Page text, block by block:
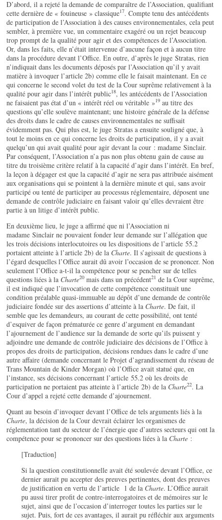
D’abord, il a rejeté la demande de comparaître de l’Association, qualifiant
cette dernière de « fouineuse » classique17. Compte tenu des antécédents
de participation de l’Association à des causes environnementales, cela peut
sembler, à première vue, un commentaire exagéré ou un rejet beaucoup
trop prompt de la qualité pour agir et des compétences de l’Association.
Or, dans les faits, elle n’était intervenue d’aucune façon et à aucun titre
dans la procédure devant l’Office. En outre, d’après le juge Stratas, rien
n’indiquait dans les documents déposés par l’Association qu’il y avait
matière à invoquer l’article 2b) comme elle le faisait maintenant. En ce
qui concerne le second volet du test de la Cour suprême relativement à la
qualité pour agir dans l’intérêt public18, les antécédents de l’Association
ne faisaient pas état d’un « intérêt réel ou véritable »19 au titre des
questions qu’elle soulève maintenant; une histoire générale de la défense
des droits dans le cadre de causes environnementales ne suffisait
évidemment pas. Qui plus est, le juge Stratas a ensuite souligné que, à
tout le moins en ce qui concerne les droits de participation, il y a avait
quelqu’un qui avait qualité pour agir devant la cour : madame Sinclair.
Par conséquent, l’Association n’a pas non plus obtenu gain de cause au
titre du troisième critère relatif à la capacité d’agir dans l’intérêt. En bref,
la leçon à dégager est que la capacité d’agir ne sera pas attribuée aisément
aux organisations qui se pointent à la dernière minute et qui, sans avoir
participé ou tenté de participer au processus réglementaire, déposent une
demande de contrôle judiciaire en faisant valoir qu’elles devraient être
partie à un litige d’intérêt public.
En deuxième lieu, le juge a affirmé que ni l’Association ni
madame Sinclair ne pouvaient fonder leur demande sur l’allégation que
les trois décisions interlocutoires ou les dispositions de l’article 55.2
portaient atteinte à l’article 2b) de la Charte. Il s’agissait de questions à
l’égard desquelles l’Office aurait dû avoir l’occasion de se prononcer. Non
seulement l’Office a-t-il la compétence pour se pencher sur de telles
questions liées à la Charte20 mais dans un précédent21 de la Cour suprême,
il est indiqué que l’invocation de cette compétence constituait une
condition préalable quasi-immuable au dépôt d’une demande de contrôle
judiciaire fondée sur des assertions d’atteinte à la Charte. De fait, il
semble que les demandeurs, au courant de cette possibilité, ont tenté
d’esquiver de façon prématurée ce genre d’argument en demandant
l’ajournement de l’audience sur la demande de sorte qu’ils puissent y
adjoindre une demande de contrôle judiciaire des décisions de l’Office à
propos des droits de participation, décisions rendues dans le cadre d’une
autre affaire (demande concernant le Projet d’agrandissement du réseau de
Trans Mountain de Kinder Morgan) où l’Office avait statué que, en
l’instance, ses décisions concernant l’article 55.2 où les droits de
participation ne portaient pas atteinte à l’article 2b) de la Charte22. La
Cour d’appel a rejeté cette demande d’ajournement.
Quant au besoin d’invoquer devant l’Office de tels arguments liés à la
Charte, la décision de la Cour devrait éclairer les organismes de
réglementation tant du secteur de l’énergie que d’autres secteurs qui ont la
compétence pour se prononcer sur des questions liées à la Charte :
[Traduction]
Si la question constitutionnelle avait été soulevée devant l’Office, ce
dernier aurait pu accepter des preuves pertinentes, dont des preuves
de justification en vertu de l’article 1 de la Charte. L’Office aurait
pu aussi tirer profit de contre-interrogatoires et de mémoires sur le
sujet, ainsi que de l’occasion d’interroger toutes les parties sur le
sujet. Puis, fort de ces avantages, il aurait pu réfléchir aux arguments